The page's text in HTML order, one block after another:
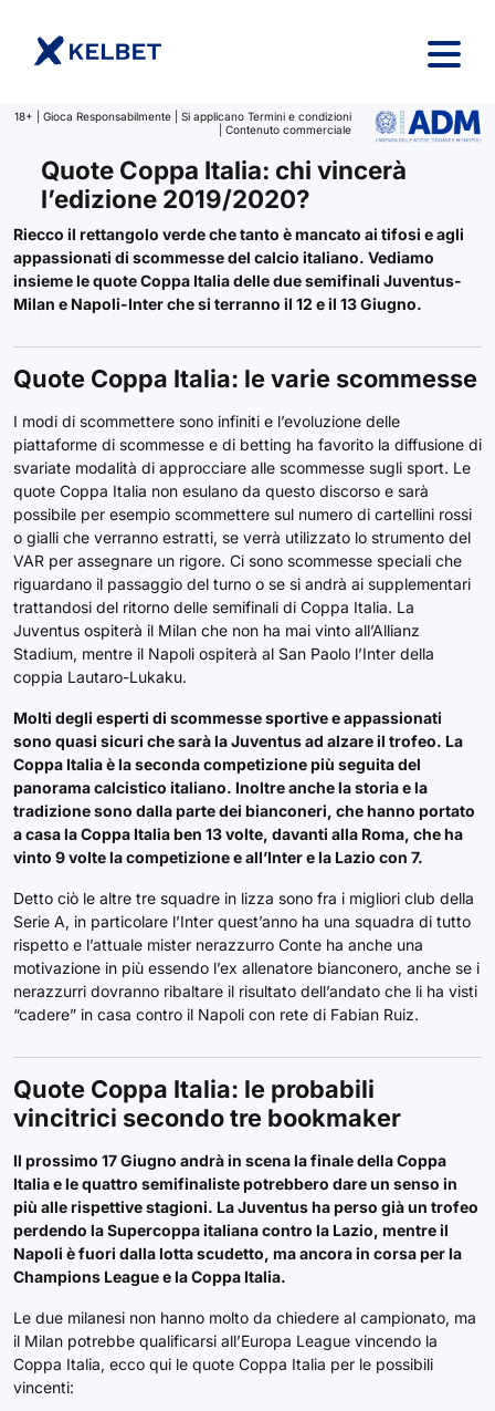
18+ | Gioca Responsabilmente | Si applicano Termini e condizioni
| Contenuto commerciale
Quote Coppa Italia: chi vincerà
l’edizione 2019/2020?
Riecco il rettangolo verde che tanto è mancato ai tifosi e agli
appassionati di scommesse del calcio italiano. Vediamo
insieme le quote Coppa Italia delle due semifinali Juventus-
Milan e Napoli-Inter che si terranno il 12 e il 13 Giugno.
Quote Coppa Italia: le varie scommesse
I modi di scommettere sono infiniti e l’evoluzione delle
piattaforme di scommesse e di betting ha favorito la diffusione di
svariate modalità di approcciare alle scommesse sugli sport. Le
quote Coppa Italia non esulano da questo discorso e sarà
possibile per esempio scommettere sul numero di cartellini rossi
o gialli che verranno estratti, se verrà utilizzato lo strumento del
VAR per assegnare un rigore. Ci sono scommesse speciali che
riguardano il passaggio del turno o se si andrà ai supplementari
trattandosi del ritorno delle semifinali di Coppa Italia. La
Juventus ospiterà il Milan che non ha mai vinto all’Allianz
Stadium, mentre il Napoli ospiterà al San Paolo l’Inter della
coppia Lautaro-Lukaku.
Molti degli esperti di scommesse sportive e appassionati
sono quasi sicuri che sarà la Juventus ad alzare il trofeo. La
Coppa Italia è la seconda competizione più seguita del
panorama calcistico italiano. Inoltre anche la storia e la
tradizione sono dalla parte dei bianconeri, che hanno portato
a casa la Coppa Italia ben 13 volte, davanti alla Roma, che ha
vinto 9 volte la competizione e all’Inter e la Lazio con 7.
Detto ciò le altre tre squadre in lizza sono fra i migliori club della
Serie A, in particolare l’Inter quest’anno ha una squadra di tutto
rispetto e l’attuale mister nerazzurro Conte ha anche una
motivazione in più essendo l’ex allenatore bianconero, anche se i
nerazzurri dovranno ribaltare il risultato dell’andato che li ha visti
“cadere” in casa contro il Napoli con rete di Fabian Ruiz.
Quote Coppa Italia: le probabili
vincitrici secondo tre bookmaker
Il prossimo 17 Giugno andrà in scena la finale della Coppa
Italia e le quattro semifinaliste potrebbero dare un senso in
più alle rispettive stagioni. La Juventus ha perso già un trofeo
perdendo la Supercoppa italiana contro la Lazio, mentre il
Napoli è fuori dalla lotta scudetto, ma ancora in corsa per la
Champions League e la Coppa Italia.
Le due milanesi non hanno molto da chiedere al campionato, ma
il Milan potrebbe qualificarsi all’Europa League vincendo la
Coppa Italia, ecco qui le quote Coppa Italia per le possibili
vincenti: